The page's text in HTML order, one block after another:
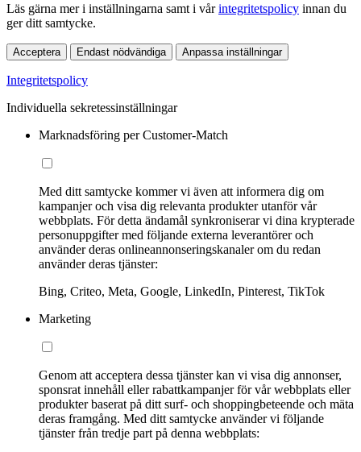
Läs gärna mer i inställningarna samt i vårintegritetspolicy innan du
ger ditt samtycke.
Acceptera Endast nödvändiga Anpassa inställningar
Integritetspolicy
Individuella sekretessinställningar
Marknadsföring per Customer-Match
Med ditt samtycke kommer vi även att informera dig om
kampanjer och visa dig relevanta produkter utanför vår
webbplats. För detta ändamål synkroniserar vi dina krypterade
personuppgifter med följande externa leverantörer och
använder deras onlineannonseringskanaler om du redan
använder deras tjänster:
Bing, Criteo, Meta, Google, LinkedIn, Pinterest, TikTok
Marketing
Genom att acceptera dessa tjänster kan vi visa dig annonser,
sponsrat innehåll eller rabattkampanjer för vår webbplats eller
produkter baserat på ditt surf- och shoppingbeteende och mäta
deras framgång. Med ditt samtycke använder vi följande
tjänster från tredje part på denna webbplats: